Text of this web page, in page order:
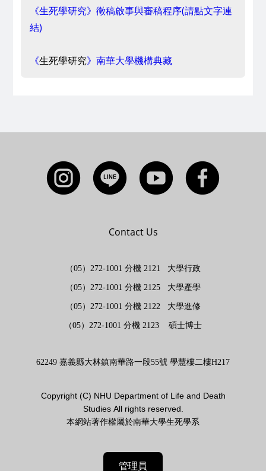
《生死學研究》徵稿啟事與審稿程序(請點文字連
結)
《生死學研究》南華大學機構典藏
Contact Us
（05）272-1001 分機 2121 大學行政
（05）272-1001 分機 2125 大學產學
（05）272-1001 分機 2122 大學進修
（05）272-1001 分機 2123 碩士博士
62249 嘉義縣大林鎮南華路一段55號 學慧樓二樓H217
Copyright (C) NHU Department of Life and Death
Studies All rights reserved.
本網站著作權屬於南華大學生死學系
管理員